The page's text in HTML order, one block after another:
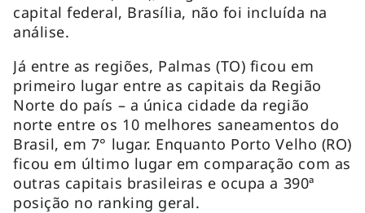
capital federal, Brasília, não foi incluída na
análise.
Já entre as regiões, Palmas (TO) ficou em
primeiro lugar entre as capitais da Região
Norte do país – a única cidade da região
norte entre os 10 melhores saneamentos do
Brasil, em 7° lugar. Enquanto Porto Velho (RO)
ficou em último lugar em comparação com as
outras capitais brasileiras e ocupa a 390ª
posição no ranking geral.